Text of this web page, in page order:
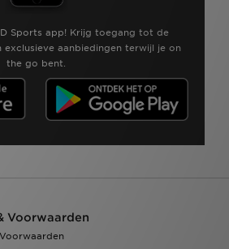
Sports app! Krijg toegang tot de
aanbiedingen terwijl je on
the go bent.
Voorwaarden